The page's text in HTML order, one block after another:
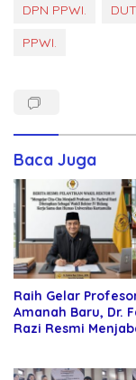
DPN PPWI.
PPWI.
Baca Juga
Raih Gelar
Amanah Baru, Dr.
Razi Resmi